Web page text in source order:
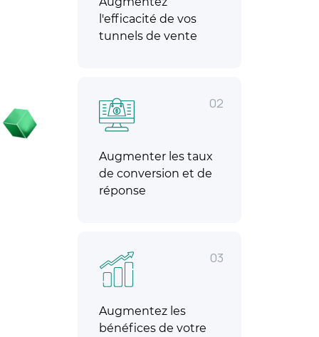
l'efficacité de vos
tunnels de vente
02
Augmenter les taux
de conversion et de
réponse
03
Augmentez les
bénéfices de votre